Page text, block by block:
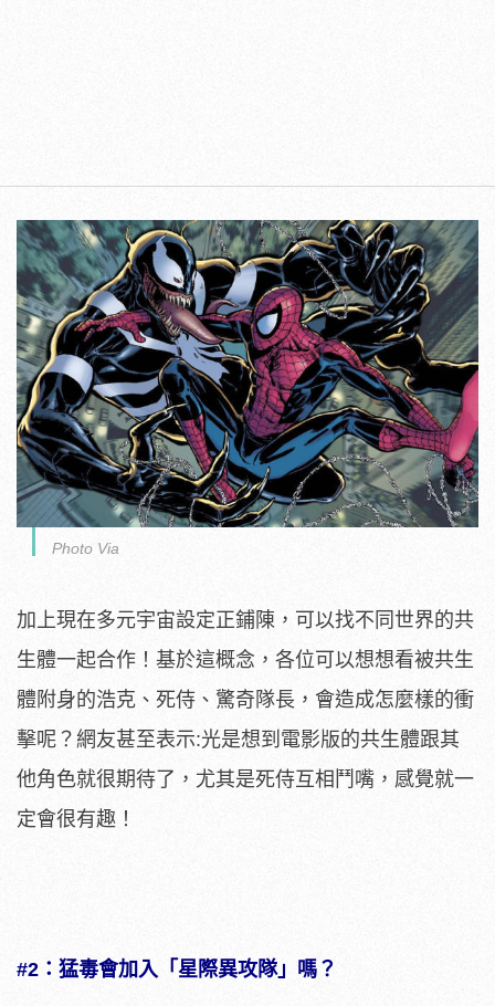
Photo Via
加上現在多元宇宙設定正鋪陳，可以找不同世界的共
生體一起合作！基於這概念，各位可以想想看被共生
體附身的浩克、死侍、驚奇隊長，會造成怎麼樣的衝
擊呢？網友甚至表示:光是想到電影版的共生體跟其
他角色就很期待了，尤其是死侍互相鬥嘴，感覺就一
定會很有趣！
#2：猛毒會加入「星際異攻隊」嗎？